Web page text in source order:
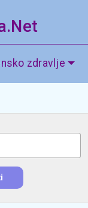
zdravlje